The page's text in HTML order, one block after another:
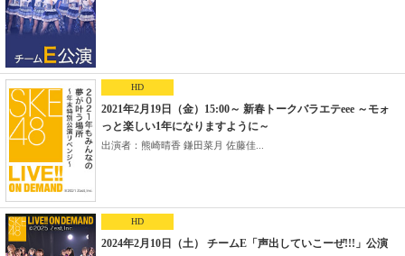
HD
2021年2月19日（金）15:00～ 新春トークバラエテeee ～モォ
っと楽しい1年になりますように～
出演者：熊崎晴香 鎌田菜月 佐藤佳...
HD
2024年2月10日（土） チームE「声出していこーぜ!!!」公演